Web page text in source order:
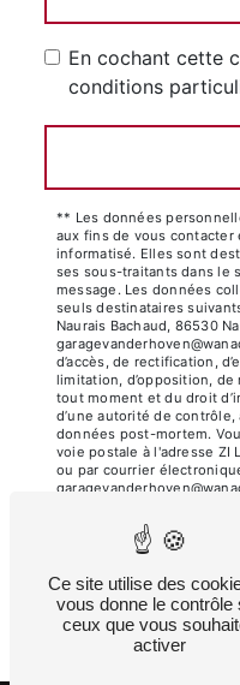
En cochant cette
conditions
** Les données
aux fins de vous
informatisé. Elles sont
ses sous-traitants dans le
message. Les données
seuls destinataires
Naurais Bachaud, 86530
d’accès, de rectification,
limitation, d’opposition,
tout moment et du droit
d’une autorité de
données post-mortem.
voie postale à l'adresse ZI
ou par courrier
pourra vous être
pendant la période de
de prescription légale
contentieux. Vous avez
d'opposition au
adresse:
Bloctel.gouv.fr.
d’informations sur vos
Ce site utilise des
vous donne le contrôle
ceux que vous
activer